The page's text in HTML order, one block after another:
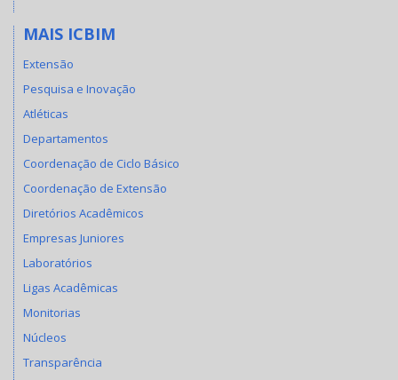
MAIS ICBIM
Extensão
Pesquisa e Inovação
Atléticas
Departamentos
Coordenação de Ciclo Básico
Coordenação de Extensão
Diretórios Acadêmicos
Empresas Juniores
Laboratórios
Ligas Acadêmicas
Monitorias
Núcleos
Transparência